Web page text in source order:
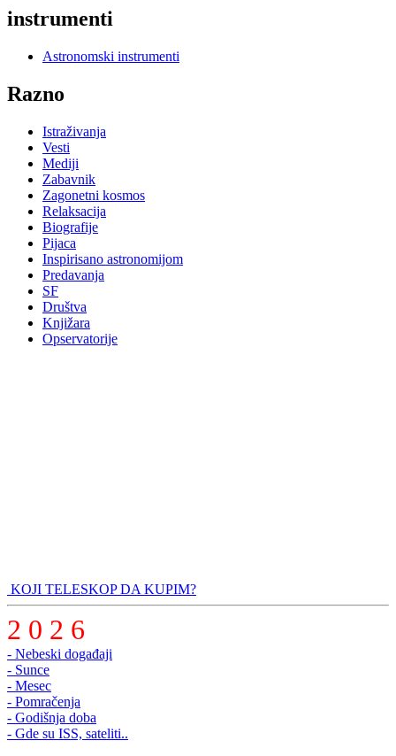
instrumenti
Astronomski instrumenti
Razno
Istraživanja
Vesti
Mediji
Zabavnik
Zagonetni kosmos
Relaksacija
Biografije
Pijaca
Inspirisano astronomijom
Predavanja
SF
Društva
Knjižara
Opservatorije
KOJI TELESKOP DA KUPIM?
2 0 2 6
- Nebeski događaji
- Sunce
- Mesec
- Pomračenja
- Godišnja doba
- Gde su ISS, sateliti..